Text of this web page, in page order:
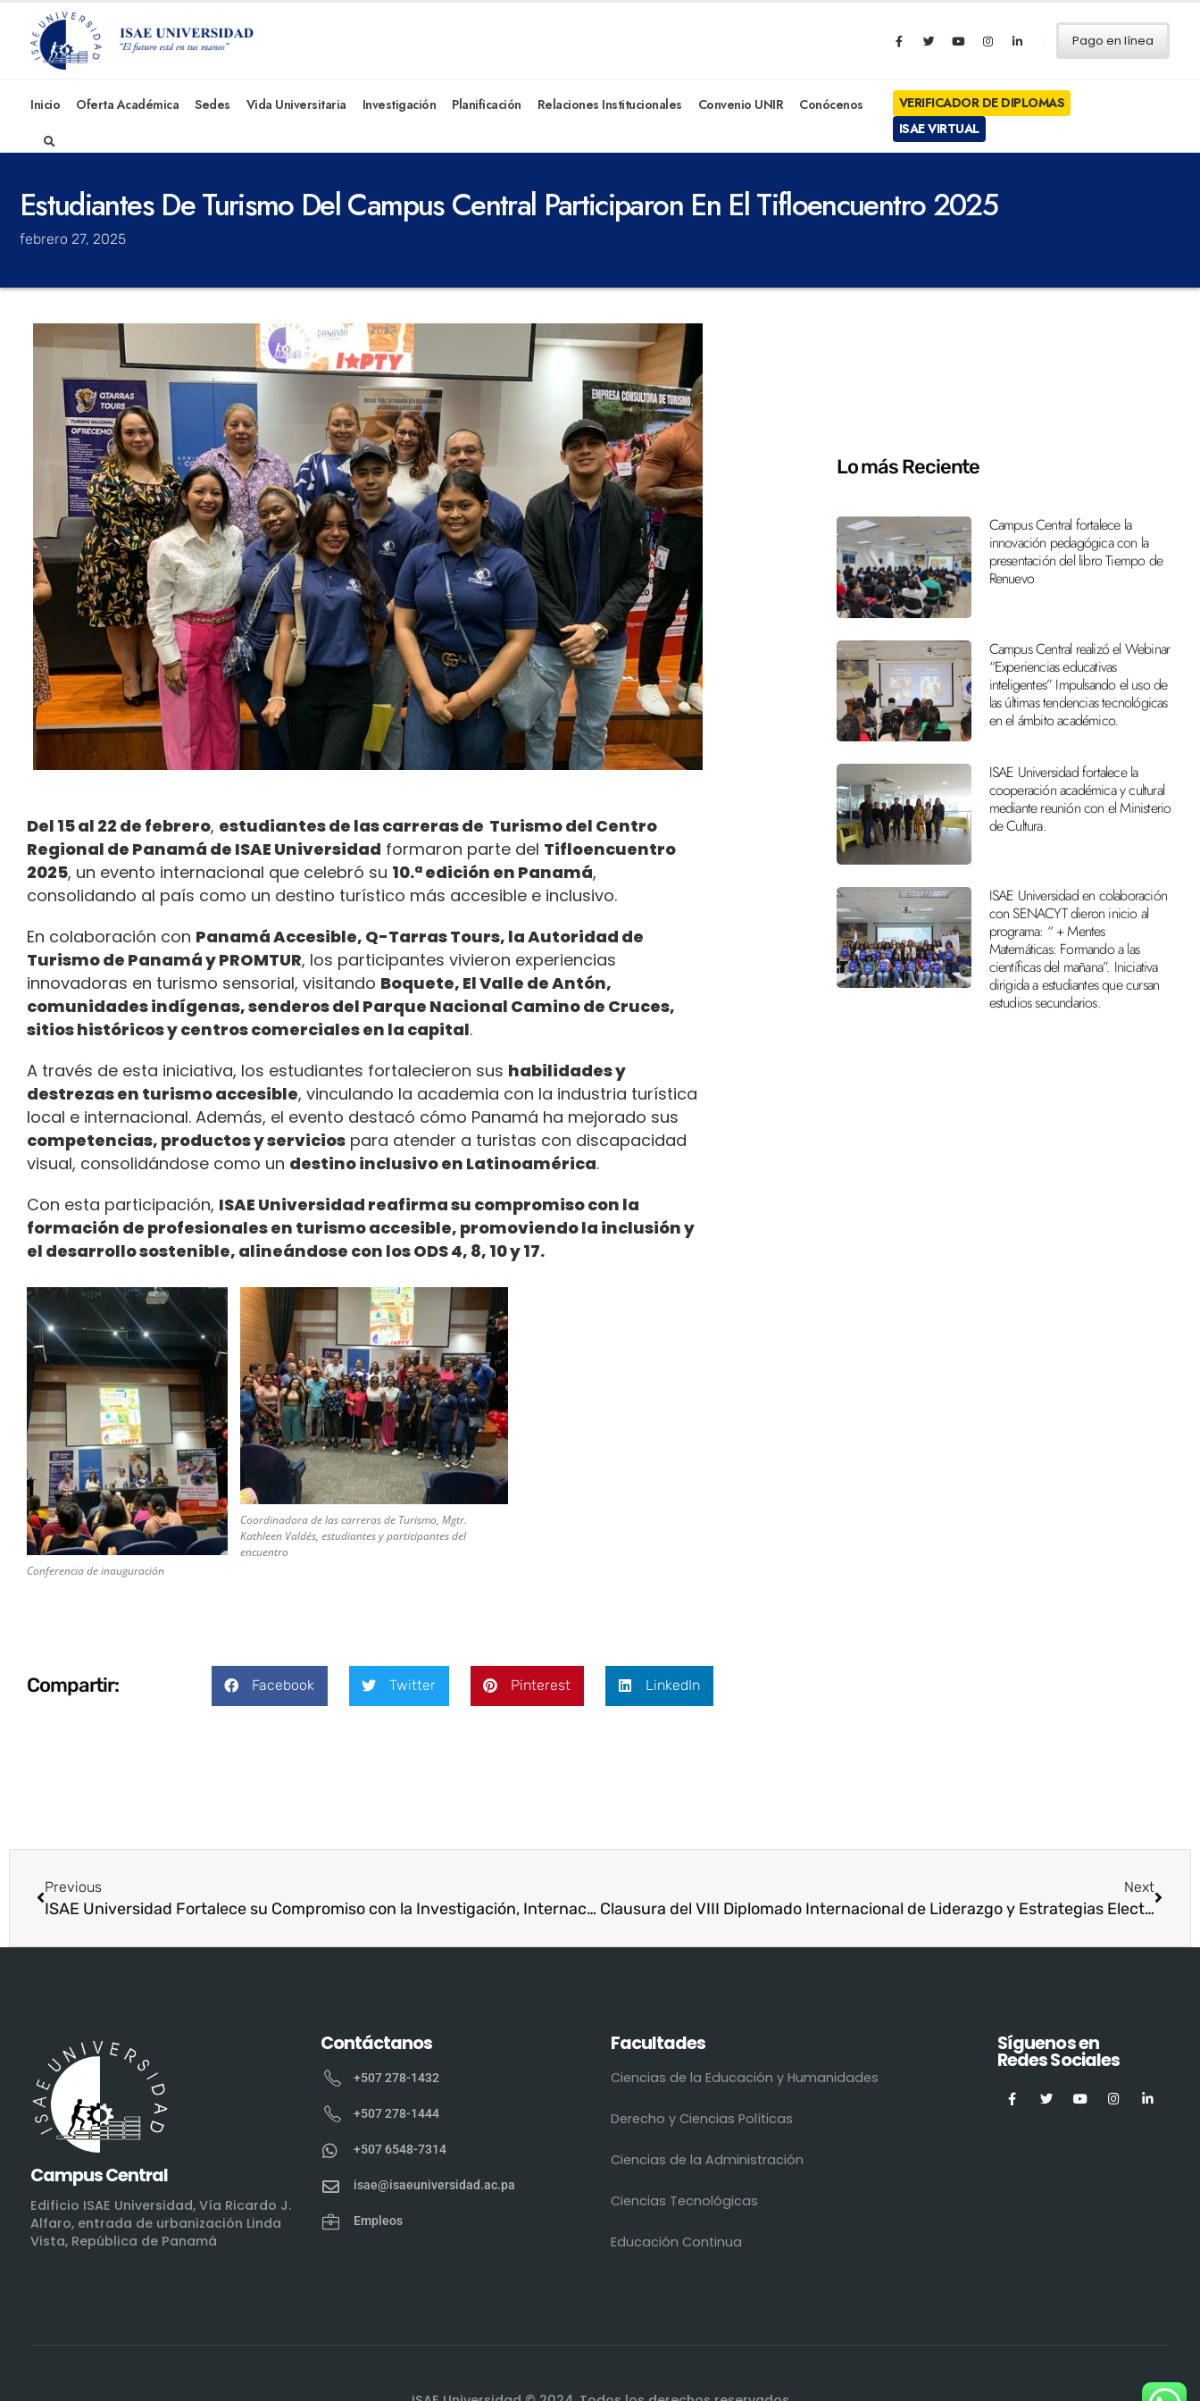
Pago en línea
Inicio Oferta Académica Sedes Vida Universitaria Investigación Planificación Relaciones Institucionales Convenio UNIR Conócenos
VERIFICADOR DE DIPLOMAS
ISAE VIRTUAL
Estudiantes De Turismo Del Campus Central Participaron En El Tifloencuentro 2025
febrero 27, 2025
Del 15 al 22 de febrero, estudiantes de las carreras de Turismo del Centro
Regional de Panamá de ISAE Universidad formaron parte del Tifloencuentro
2025, un evento internacional que celebró su 10.ª edición en Panamá,
consolidando al país como un destino turístico más accesible e inclusivo.
En colaboración con Panamá Accesible, Q-Tarras Tours, la Autoridad de
Turismo de Panamá y PROMTUR, los participantes vivieron experiencias
innovadoras en turismo sensorial, visitando Boquete, El Valle de Antón,
comunidades indígenas, senderos del Parque Nacional Camino de Cruces,
sitios históricos y centros comerciales en la capital.
A través de esta iniciativa, los estudiantes fortalecieron sus habilidades y
destrezas en turismo accesible, vinculando la academia con la industria turística
local e internacional. Además, el evento destacó cómo Panamá ha mejorado sus
competencias, productos y servicios para atender a turistas con discapacidad
visual, consolidándose como un destino inclusivo en Latinoamérica.
Con esta participación, ISAE Universidad reafirma su compromiso con la
formación de profesionales en turismo accesible, promoviendo la inclusión y
el desarrollo sostenible, alineándose con los ODS 4, 8, 10 y 17.
Conferencia de inauguración
Coordinadora de las carreras de Turismo, Mgtr.
Kathleen Valdés, estudiantes y participantes del
encuentro
Compartir: Facebook Twitter Pinterest LinkedIn
Lo más Reciente
Campus Central fortalece la
innovación pedagógica con la
presentación del libro Tiempo de
Renuevo
Campus Central realizó el Webinar
“Experiencias educativas
inteligentes” Impulsando el uso de
las últimas tendencias tecnológicas
en el ámbito académico.
ISAE Universidad fortalece la
cooperación académica y cultural
mediante reunión con el Ministerio
de Cultura.
ISAE Universidad en colaboración
con SENACYT dieron inicio al
programa: “ + Mentes
Matemáticas: Formando a las
científicas del mañana”. Iniciativa
dirigida a estudiantes que cursan
estudios secundarios.
Previous
ISAE Universidad Fortalece su Compromiso con la Investigación, Internacionalización y Desarrollo Social
Next
Clausura del VIII Diplomado Internacional de Liderazgo y Estrategias Electorales para Mujeres, desarrollado en colaboración con ISAE Universidad
Campus Central
Edificio ISAE Universidad, Vía Ricardo J.
Alfaro, entrada de urbanización Linda
Vista, República de Panamá
Contáctanos
+507 278-1432
+507 278-1444
+507 6548-7314
isae@isaeuniversidad.ac.pa
Empleos
Facultades
Ciencias de la Educación y Humanidades
Derecho y Ciencias Políticas
Ciencias de la Administración
Ciencias Tecnológicas
Educación Continua
Síguenos en
Redes Sociales